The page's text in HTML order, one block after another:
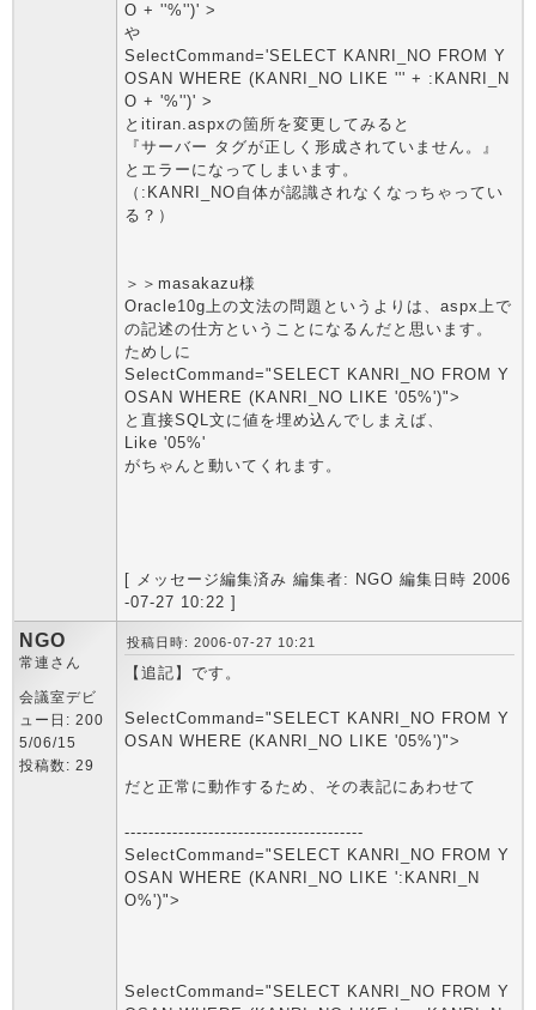
O + ''%'')' >
や
SelectCommand='SELECT KANRI_NO FROM Y
OSAN WHERE (KANRI_NO LIKE ''' + :KANRI_N
O + '%'')' >
とitiran.aspxの箇所を変更してみると
『サーバー タグが正しく形成されていません。』
とエラーになってしまいます。
（:KANRI_NO自体が認識されなくなっちゃってい
る？）
＞＞masakazu様
Oracle10g上の文法の問題というよりは、aspx上で
の記述の仕方ということになるんだと思います。
ためしに
SelectCommand="SELECT KANRI_NO FROM Y
OSAN WHERE (KANRI_NO LIKE '05%')">
と直接SQL文に値を埋め込んでしまえば、
Like '05%'
がちゃんと動いてくれます。
[ メッセージ編集済み 編集者: NGO 編集日時 2006
-07-27 10:22 ]
NGO
常連さん
会議室デビ
ュー日: 200
5/06/15
投稿数: 29
投稿日時: 2006-07-27 10:21
【追記】です。
SelectCommand="SELECT KANRI_NO FROM Y
OSAN WHERE (KANRI_NO LIKE '05%')">
だと正常に動作するため、その表記にあわせて
----------------------------------------
SelectCommand="SELECT KANRI_NO FROM Y
OSAN WHERE (KANRI_NO LIKE ':KANRI_N
O%')">
SelectCommand="SELECT KANRI_NO FROM Y